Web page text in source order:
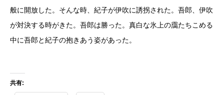
般に開放した。そんな時、紀子が伊吹に誘拐された。吾郎、伊吹
が対決する時がきた。吾郎は勝った。真白な氷上の靄たちこめる
中に吾郎と紀子の抱きあう姿があった。
共有: